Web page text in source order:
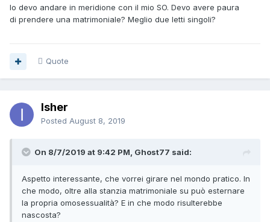
Io devo andare in meridione con il mio SO. Devo avere paura
di prendere una matrimoniale? Meglio due letti singoli?
Quote
Isher
Posted August 8, 2019
On 8/7/2019 at 9:42 PM, Ghost77 said:
Aspetto interessante, che vorrei girare nel mondo pratico. In
che modo, oltre alla stanzia matrimoniale su può esternare
la propria omosessualità? E in che modo risulterebbe
nascosta?